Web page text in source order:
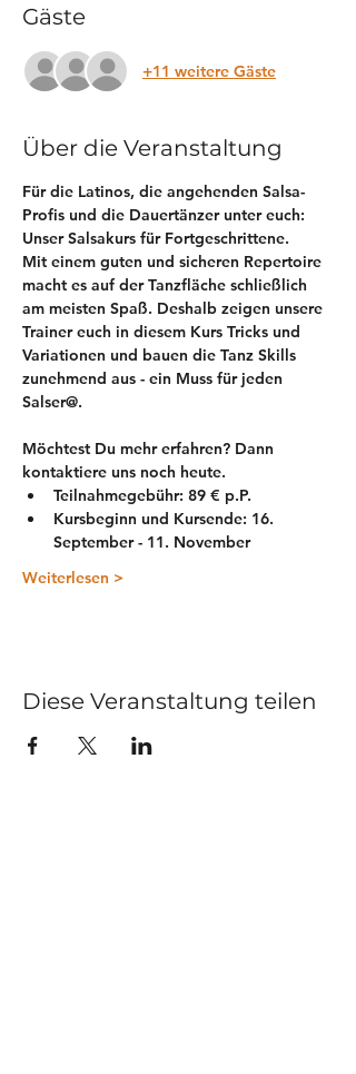
Gäste
+11 weitere Gäste
Über die Veranstaltung
Für die Latinos, die angehenden Salsa-
Profis und die Dauertänzer unter euch:
Unser Salsakurs für Fortgeschrittene.
Mit einem guten und sicheren Repertoire
macht es auf der Tanzfläche schließlich
am meisten Spaß. Deshalb zeigen unsere
Trainer euch in diesem Kurs Tricks und
Variationen und bauen die Tanz Skills
zunehmend aus - ein Muss für jeden
Salser@.
​Möchtest Du mehr erfahren? Dann
kontaktiere uns noch heute.
Teilnahmegebühr: 89 € p.P.
Kursbeginn und Kursende: 16.
September - 11. November
Weiterlesen >
Diese Veranstaltung teilen